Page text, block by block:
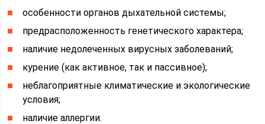
особенности органов дыхательной системы;
предрасположенность генетического характера;
наличие недолеченных вирусных заболеваний;
курение (как активное, так и пассивное);
неблагоприятные климатические и экологические
условия;
наличие аллергии.